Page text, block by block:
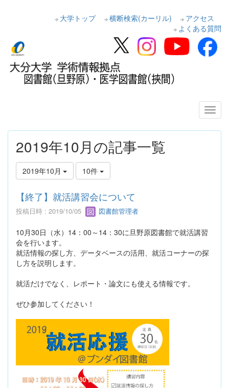
大学トップ 横断検索(カーリル)
アクセス
よくある質問
2019年10月の記事一覧
2019年10月 10件
【終了】就活講習会について
投稿日時 : 2019/10/05 図書館管理者
10月30日（水）14：00～14：30に旦野原図書館で就活講習
会を行います。
就活情報の探し方、データベースの活用、就活コーナーの探
し方を説明します。
就活だけでなく、レポート・論文にも使える情報です。
ぜひ参加してください！